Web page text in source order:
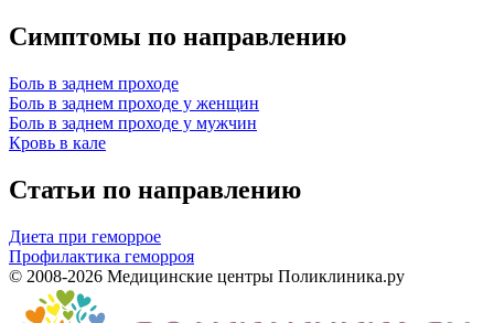
Симптомы по направлению
Боль в заднем проходе
Боль в заднем проходе у женщин
Боль в заднем проходе у мужчин
Кровь в кале
Статьи по направлению
Диета при геморрое
Профилактика геморроя
© 2008-2026 Медицинские центры Поликлиника.ру